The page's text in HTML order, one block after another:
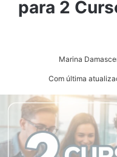
para 2
Marina
Com última